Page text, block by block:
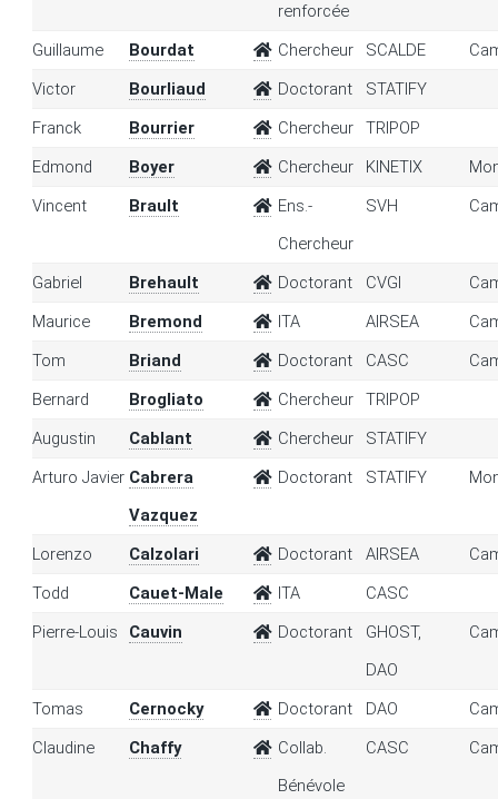
renforcée
Guillaume Bourdat Chercheur SCALDE
Victor
Bourliaud Doctorant
STATIFY
Franck
Bourrier Chercheur
TRIPOP
Edmond
Boyer Chercheur KINETIX
Vincent
Brault
Ens.-
Chercheur
SVH
Gabriel Brehault Doctorant CVGI
Maurice
Bremond ITA AIRSEA
Tom
Briand Doctorant CASC
Bernard
Brogliato Chercheur
TRIPOP
Augustin
Cablant Chercheur
STATIFY
Arturo Javier Cabrera
Vazquez
Doctorant STATIFY
Lorenzo Calzolari Doctorant AIRSEA
Todd
Cauet-Male ITA
CASC
Pierre-Louis
Cauvin Doctorant
GHOST,
DAO
Tomas Cernocky Doctorant DAO
Claudine
Chaffy
Collab.
Bénévole
CASC